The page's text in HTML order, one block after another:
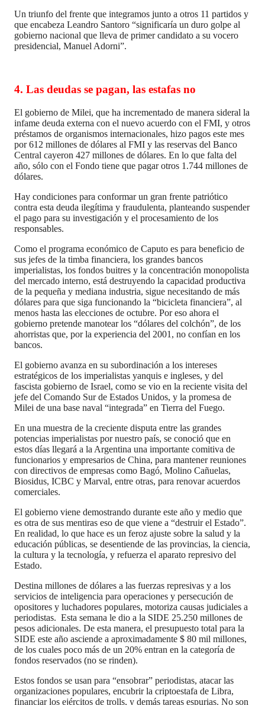
Un triunfo del frente que integramos junto a otros 11 partidos y
que encabeza Leandro Santoro “significaría un duro golpe al
gobierno nacional que lleva de primer candidato a su vocero
presidencial, Manuel Adorni”.
4. Las deudas se pagan, las estafas no
El gobierno de Milei, que ha incrementado de manera sideral la
infame deuda externa con el nuevo acuerdo con el FMI, y otros
préstamos de organismos internacionales, hizo pagos este mes
por 612 millones de dólares al FMI y las reservas del Banco
Central cayeron 427 millones de dólares. En lo que falta del
año, sólo con el Fondo tiene que pagar otros 1.744 millones de
dólares.
Hay condiciones para conformar un gran frente patriótico
contra esta deuda ilegítima y fraudulenta, planteando suspender
el pago para su investigación y el procesamiento de los
responsables.
Como el programa económico de Caputo es para beneficio de
sus jefes de la timba financiera, los grandes bancos
imperialistas, los fondos buitres y la concentración monopolista
del mercado interno, está destruyendo la capacidad productiva
de la pequeña y mediana industria, sigue necesitando de más
dólares para que siga funcionando la “bicicleta financiera”, al
menos hasta las elecciones de octubre. Por eso ahora el
gobierno pretende manotear los “dólares del colchón”, de los
ahorristas que, por la experiencia del 2001, no confían en los
bancos.
El gobierno avanza en su subordinación a los intereses
estratégicos de los imperialistas yanquis e ingleses, y del
fascista gobierno de Israel, como se vio en la reciente visita del
jefe del Comando Sur de Estados Unidos, y la promesa de
Milei de una base naval “integrada” en Tierra del Fuego.
En una muestra de la creciente disputa entre las grandes
potencias imperialistas por nuestro país, se conoció que en
estos días llegará a la Argentina una importante comitiva de
funcionarios y empresarios de China, para mantener reuniones
con directivos de empresas como Bagó, Molino Cañuelas,
Biosidus, ICBC y Marval, entre otras, para renovar acuerdos
comerciales.
El gobierno viene demostrando durante este año y medio que
es otra de sus mentiras eso de que viene a “destruir el Estado”.
En realidad, lo que hace es un feroz ajuste sobre la salud y la
educación públicas, se desentiende de las provincias, la ciencia,
la cultura y la tecnología, y refuerza el aparato represivo del
Estado.
Destina millones de dólares a las fuerzas represivas y a los
servicios de inteligencia para operaciones y persecución de
opositores y luchadores populares, motoriza causas judiciales a
periodistas. Esta semana le dio a la SIDE 25.250 millones de
pesos adicionales. De esta manera, el presupuesto total para la
SIDE este año asciende a aproximadamente $ 80 mil millones,
de los cuales poco más de un 20% entran en la categoría de
fondos reservados (no se rinden).
Estos fondos se usan para “ensobrar” periodistas, atacar las
organizaciones populares, encubrir la criptoestafa de Libra,
financiar los ejércitos de trolls, y demás tareas espurias. No son